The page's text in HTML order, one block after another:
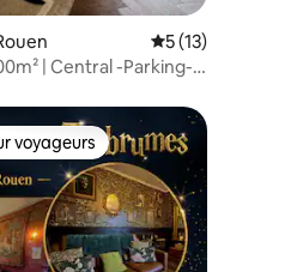
commentaires
Note moyenne
5 (13)
| Central -Parking-
parmi les plus aimés
voyageurs